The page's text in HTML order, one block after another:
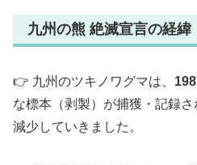
九州の熊 絶滅宣言の経緯
👉️ 九州のツキノワグマは、
な標本（剥製）が捕獲・記録
減少していきました。